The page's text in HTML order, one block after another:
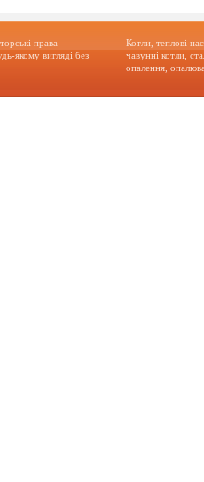
права
якому вигляді без
Котли, теплові
чавунні котли,
опалення,